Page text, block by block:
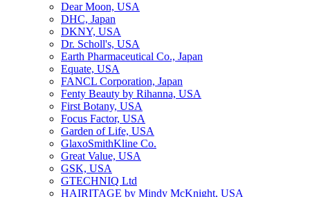
Dear Moon, USA
DHC, Japan
DKNY, USA
Dr. Scholl's, USA
Earth Pharmaceutical Co., Japan
Equate, USA
FANCL Corporation, Japan
Fenty Beauty by Rihanna, USA
First Botany, USA
Focus Factor, USA
Garden of Life, USA
GlaxoSmithKline Co.
Great Value, USA
GSK, USA
GTECHNIQ Ltd
HAIRITAGE by Mindy McKnight, USA